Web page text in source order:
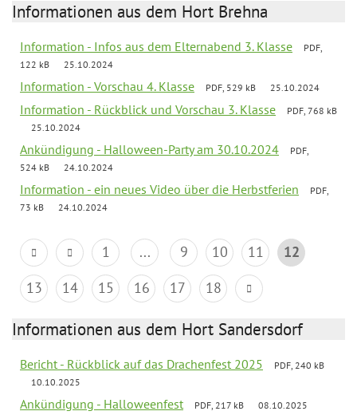
Informationen aus dem Hort Brehna
Information - Infos aus dem Elternabend 3. Klasse
PDF,
122 kB
25.10.2024
Information - Vorschau 4. Klasse PDF, 529 kB 25.10.2024
Information - Rückblick und Vorschau 3. Klasse
PDF, 768 kB
25.10.2024
Ankündigung - Halloween-Party am 30.10.2024
PDF,
524 kB
24.10.2024
Information - ein neues Video über die Herbstferien
PDF,
73 kB
24.10.2024
1 ... 9 10 11
12
13
14 15 16 17 18
Informationen aus dem Hort Sandersdorf
Bericht - Rückblick auf das Drachenfest 2025
PDF, 240 kB
10.10.2025
Ankündigung - Halloweenfest PDF, 217 kB 08.10.2025